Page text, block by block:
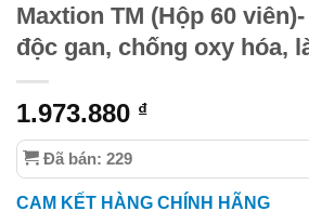
Maxtion TM (Hộp 60
độc gan, chống oxy hóa,
1.973.880 ₫
Đã bán: 229
CAM KẾT HÀNG CHÍNH HÃNG